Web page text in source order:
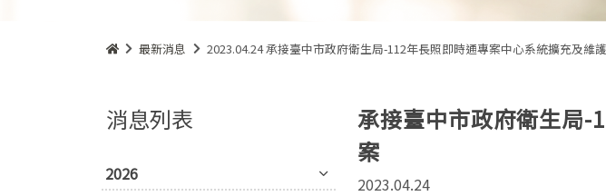
最新消息 2023.04.24 承接臺中市政府衛生局-112年長照即時通專案中心系統擴充及維
承接臺中市政府衛生局-
案
2023.04.24
消息列表
2026